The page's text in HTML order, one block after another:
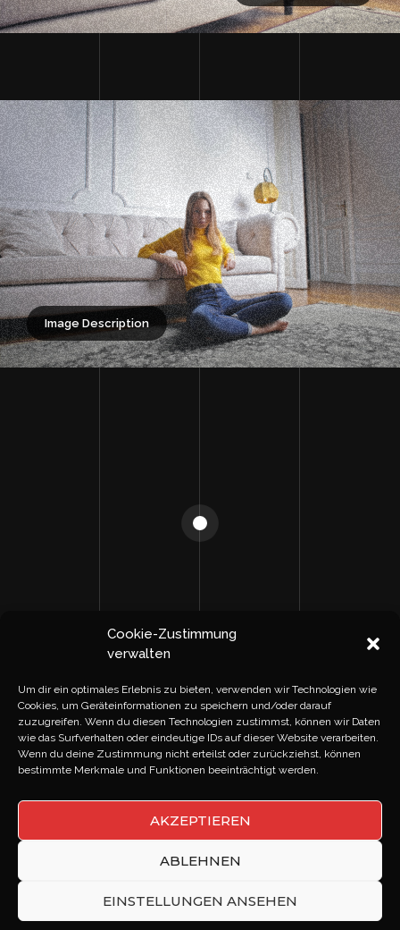
Cookie-Zustimmung
verwalten
Um dir ein optimales Erlebnis zu bieten, verwenden wir Technologien wie
Cookies, um Geräteinformationen zu speichern und/oder darauf
zuzugreifen. Wenn du diesen Technologien zustimmst, können wir Daten
wie das Surfverhalten oder eindeutige IDs auf dieser Website verarbeiten.
Wenn du deine Zustimmung nicht erteilst oder zurückziehst, können
bestimmte Merkmale und Funktionen beeinträchtigt werden.
AKZEPTIEREN
ABLEHNEN
EINSTELLUNGEN ANSEHEN
Image Description
SIMPLICITY
IS COMPLEX